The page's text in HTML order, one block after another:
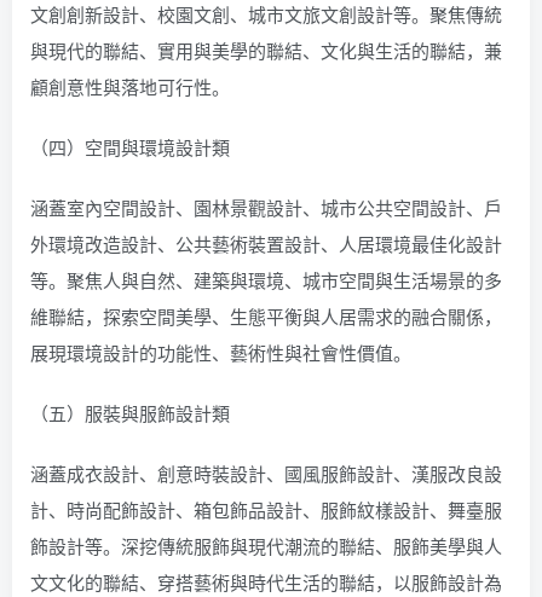
文創創新設計、校園文創、城市文旅文創設計等。聚焦傳統
與現代的聯結、實用與美學的聯結、文化與生活的聯結，兼
顧創意性與落地可行性。
（四）空間與環境設計類
涵蓋室內空間設計、園林景觀設計、城市公共空間設計、戶
外環境改造設計、公共藝術裝置設計、人居環境最佳化設計
等。聚焦人與自然、建築與環境、城市空間與生活場景的多
維聯結，探索空間美學、生態平衡與人居需求的融合關係，
展現環境設計的功能性、藝術性與社會性價值。
（五）服裝與服飾設計類
涵蓋成衣設計、創意時裝設計、國風服飾設計、漢服改良設
計、時尚配飾設計、箱包飾品設計、服飾紋樣設計、舞臺服
飾設計等。深挖傳統服飾與現代潮流的聯結、服飾美學與人
文文化的聯結、穿搭藝術與時代生活的聯結，以服飾設計為